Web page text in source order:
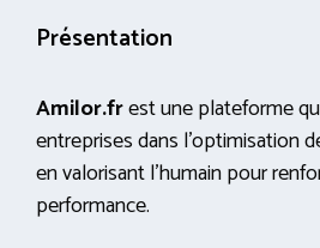
Présentation
Amilor.frest une plateforme
entreprises dans l’optimisation
en valorisant l’humain pour
performance.